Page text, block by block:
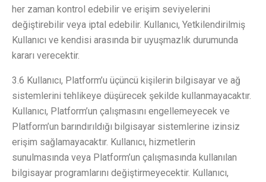
her zaman kontrol edebilir ve erişim seviyelerini
değiştirebilir veya iptal edebilir. Kullanıcı, Yetkilendirilmiş
Kullanıcı ve kendisi arasında bir uyuşmazlık durumunda
kararı verecektir.
3.6 Kullanıcı, Platform’u üçüncü kişilerin bilgisayar ve ağ
sistemlerini tehlikeye düşürecek şekilde kullanmayacaktır.
Kullanıcı, Platform’un çalışmasını engellemeyecek ve
Platform’un barındırıldığı bilgisayar sistemlerine izinsiz
erişim sağlamayacaktır. Kullanıcı, hizmetlerin
sunulmasında veya Platform’un çalışmasında kullanılan
bilgisayar programlarını değiştirmeyecektir. Kullanıcı,